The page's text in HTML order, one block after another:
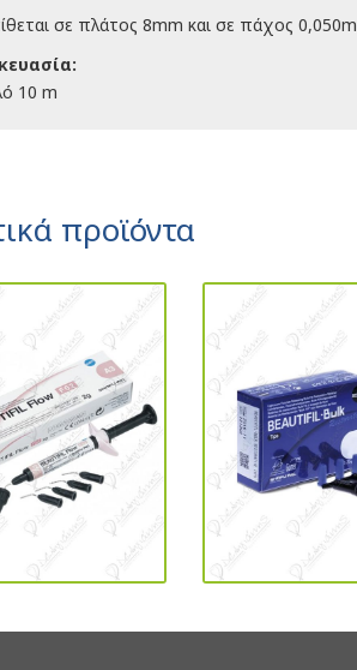
σε πλάτος 8mm και σε πάχος
10 m
προϊόντα